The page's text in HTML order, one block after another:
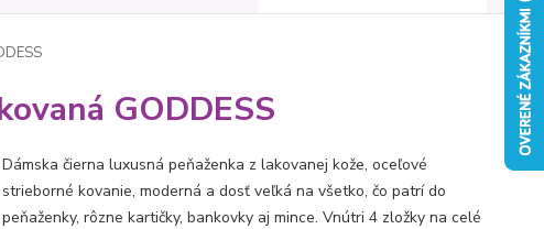
GODDESS
Dámska čierna luxusná peňaženka z lakovanej kože, oceľové
strieborné kovanie, moderná a dosť veľká na všetko, čo patrí do
peňaženky, rôzne kartičky, bankovky aj mince. Vnútri 4 zložky na celé